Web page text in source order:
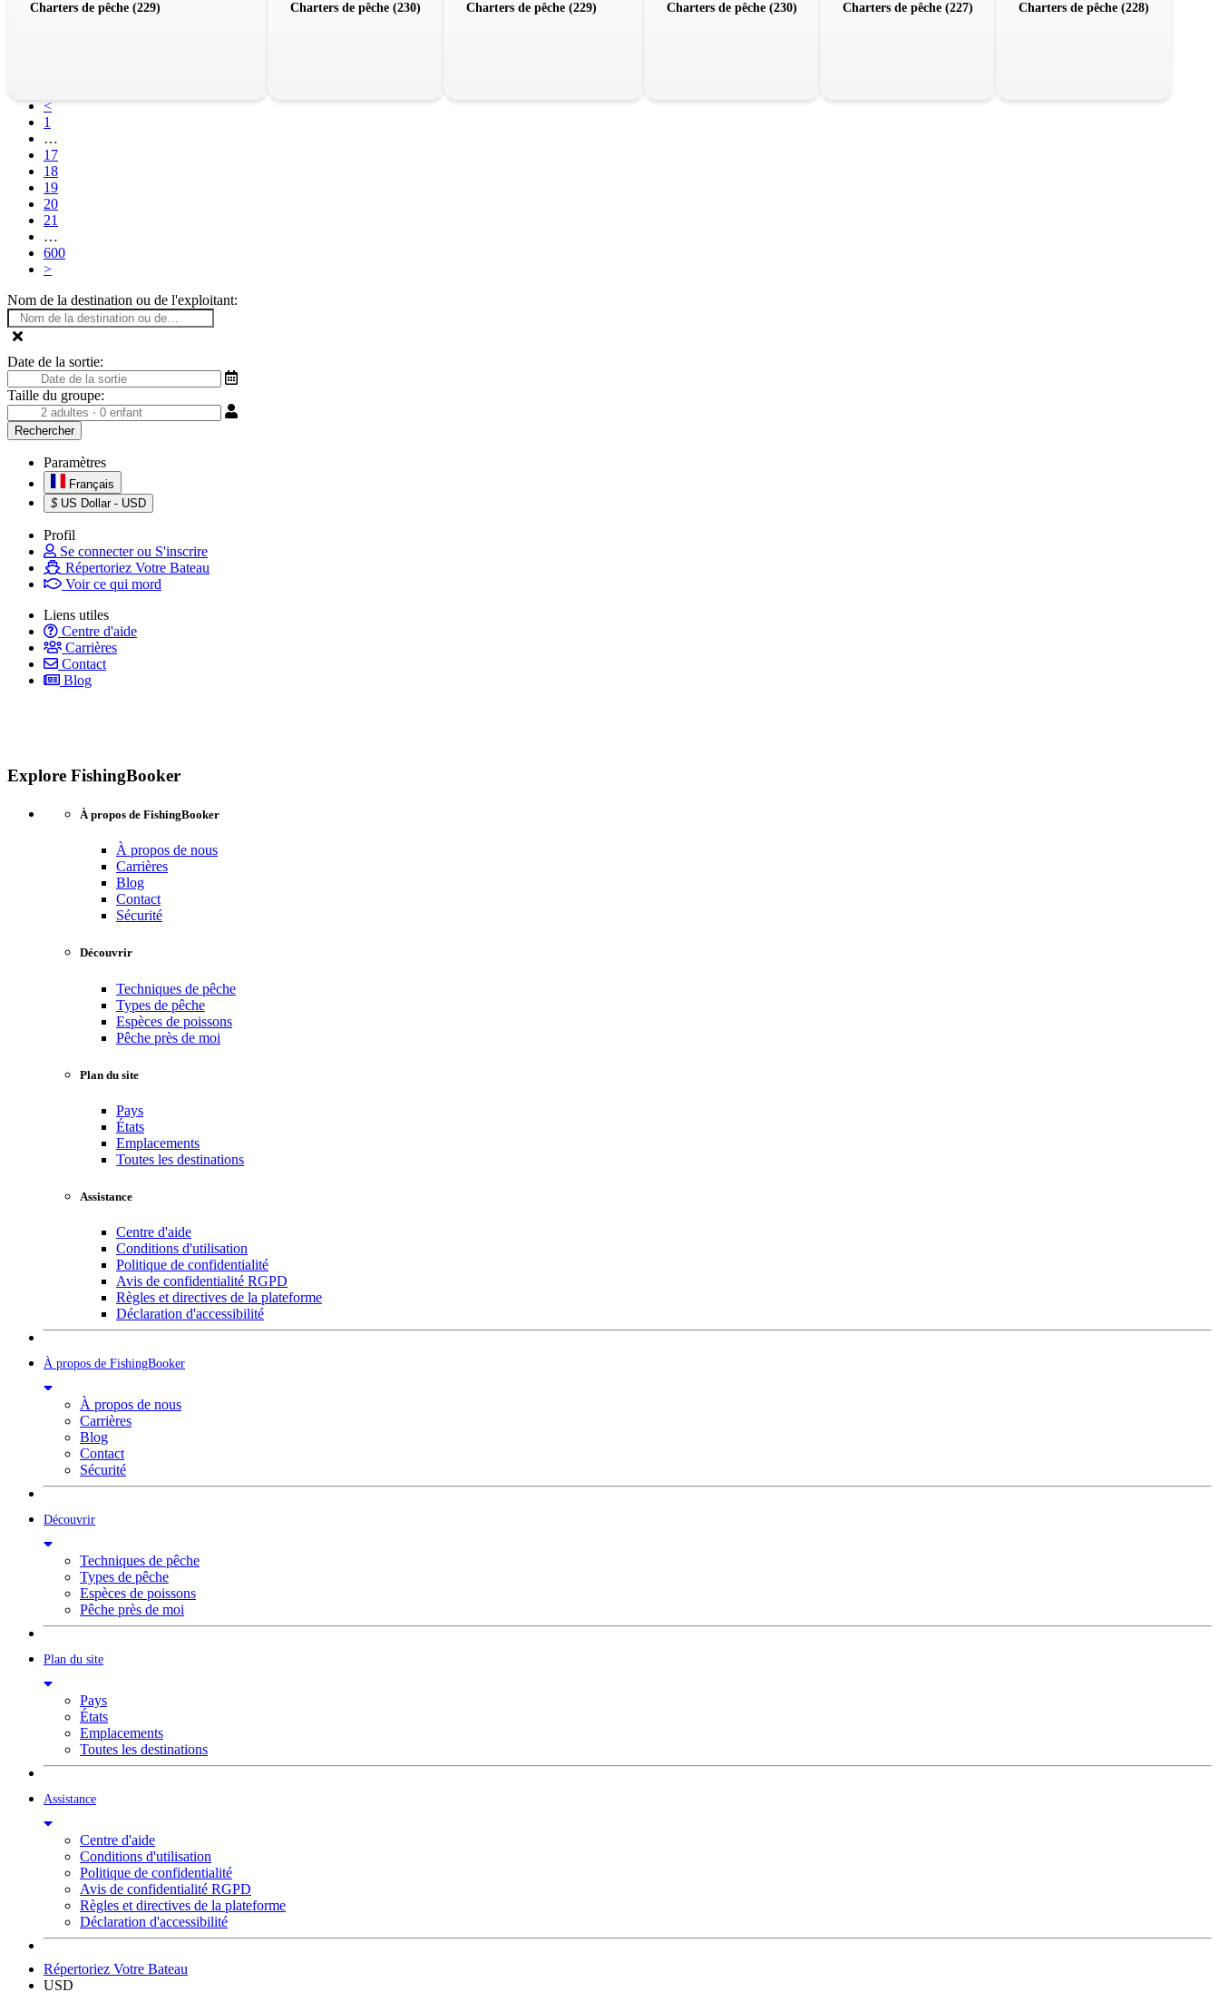
Charters de pêche (229) Charters de pêche (230) Charters de pêche (229) Charters de pêche (230) Charters de pêche (227) Charters de pêche (228)
<
1
…
17
18
19
20
21
…
600
>
Nom de la destination ou de l'exploitant:
Date de la sortie:
Taille du groupe:
Paramètres
Français
$ US Dollar - USD
Profil
Se connecter ou S'inscrire
Répertoriez Votre Bateau
Voir ce qui mord
Liens utiles
Centre d'aide
Carrières
Contact
Blog
Explore FishingBooker
À propos de FishingBooker
À propos de nous
Carrières
Blog
Contact
Sécurité
Découvrir
Techniques de pêche
Types de pêche
Espèces de poissons
Pêche près de moi
Plan du site
Pays
États
Emplacements
Toutes les destinations
Assistance
Centre d'aide
Conditions d'utilisation
Politique de confidentialité
Avis de confidentialité RGPD
Règles et directives de la plateforme
Déclaration d'accessibilité
À propos de FishingBooker
À propos de nous
Carrières
Blog
Contact
Sécurité
Découvrir
Techniques de pêche
Types de pêche
Espèces de poissons
Pêche près de moi
Plan du site
Pays
États
Emplacements
Toutes les destinations
Assistance
Centre d'aide
Conditions d'utilisation
Politique de confidentialité
Avis de confidentialité RGPD
Règles et directives de la plateforme
Déclaration d'accessibilité
Répertoriez Votre Bateau
USD